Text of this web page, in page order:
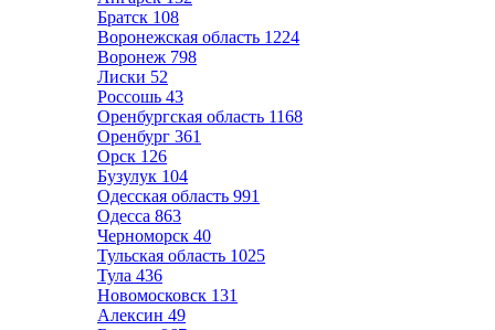
Братск 108
Воронежская область 1224
Воронеж 798
Лиски 52
Россошь 43
Оренбургская область 1168
Оренбург 361
Орск 126
Бузулук 104
Одесская область 991
Одесса 863
Черноморск 40
Тульская область 1025
Тула 436
Новомосковск 131
Алексин 49